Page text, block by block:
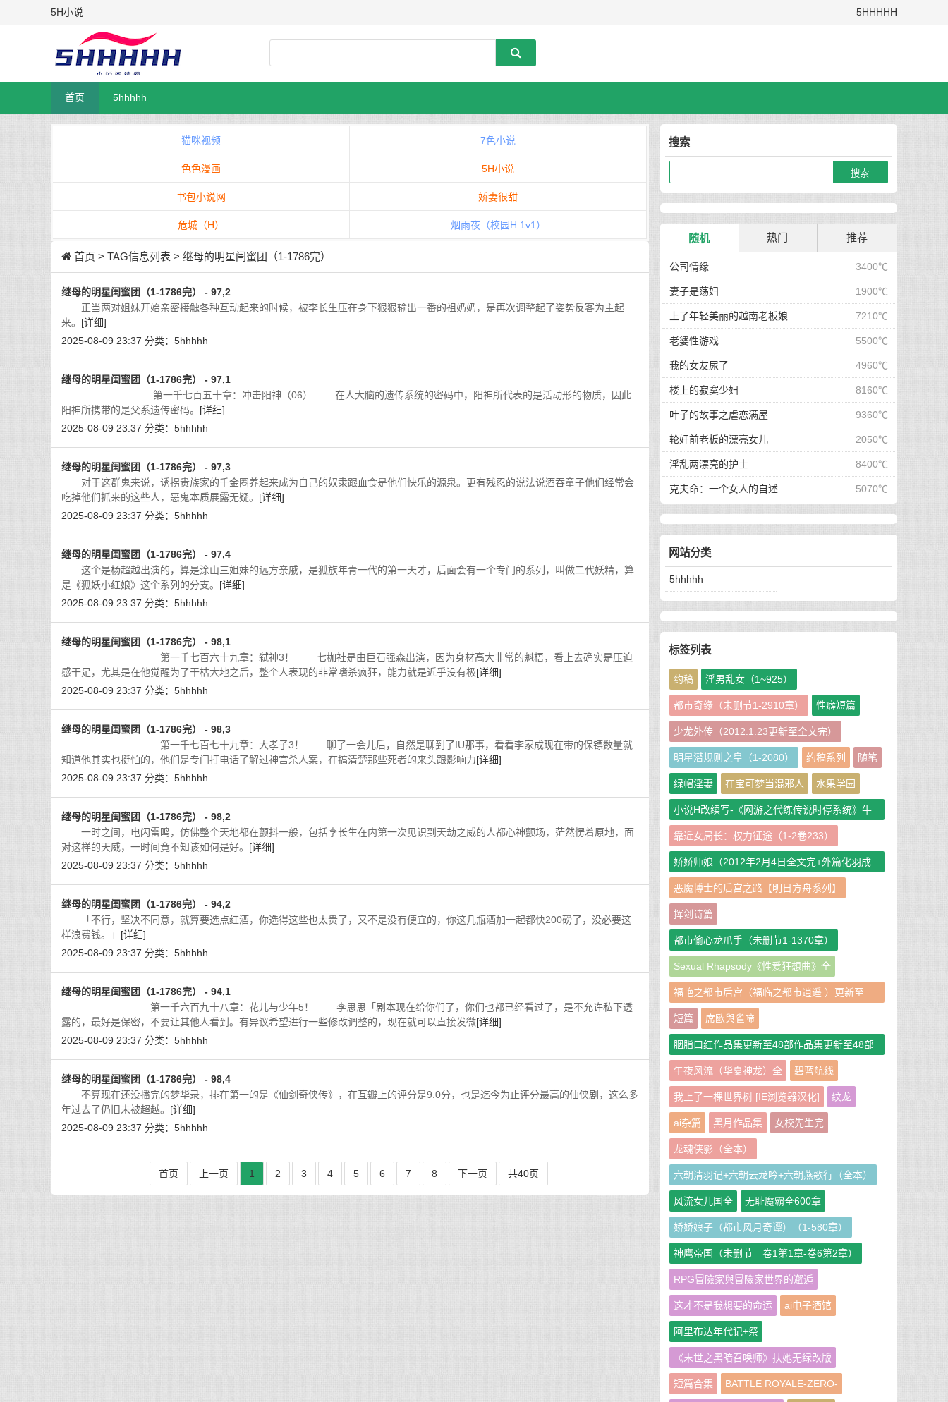
5H小说 5HHHHH
首页 5hhhhh
猫咪视频 7色小说
色色漫画 5H小说
书包小说网 娇妻很甜
危城（H） 烟雨夜（校园H 1v1）
首页 > TAG信息列表 > 继母的明星闺蜜团（1-1786完）
继母的明星闺蜜团（1-1786完） - 97,2
正当两对姐妹开始亲密接触各种互动起来的时候，被李长生压在身下狠狠输出一番的祖奶奶，是再次调整起了姿势反客为主起
来。 [详细]
2025-08-09 23:37 分类： 5hhhhh
继母的明星闺蜜团（1-1786完） - 97,1
第一千七百五十章：冲击阳神（06） 在人大脑的遗传系统的密码中，阳神所代表的是活动形的物质，因此
阳神所携带的是父系遗传密码。 [详细]
2025-08-09 23:37 分类： 5hhhhh
继母的明星闺蜜团（1-1786完） - 97,3
对于这群鬼来说，诱拐贵族家的千金圈养起来成为自己的奴隶跟血食是他们快乐的源泉。更有残忍的说法说酒吞童子他们经常会
吃掉他们抓来的这些人，恶鬼本质展露无疑。 [详细]
2025-08-09 23:37 分类： 5hhhhh
继母的明星闺蜜团（1-1786完） - 97,4
这个是杨超越出演的，算是涂山三姐妹的远方亲戚，是狐族年青一代的第一天才，后面会有一个专门的系列，叫做二代妖精，算
是《狐妖小红娘》这个系列的分支。 [详细]
2025-08-09 23:37 分类： 5hhhhh
继母的明星闺蜜团（1-1786完） - 98,1
第一千七百六十九章：弑神3！ 七枷社是由巨石强森出演，因为身材高大非常的魁梧，看上去确实是压迫
感干足，尤其是在他觉醒为了干枯大地之后，整个人表现的非常嗜杀疯狂，能力就是近乎没有极[详细]
2025-08-09 23:37 分类： 5hhhhh
继母的明星闺蜜团（1-1786完） - 98,3
第一千七百七十九章：大孝子3！ 聊了一会儿后，自然是聊到了IU那事，看看李家成现在带的保镖数量就
知道他其实也挺怕的，他们是专门打电话了解过神宫杀人案，在搞清楚那些死者的来头跟影响力[详细]
2025-08-09 23:37 分类： 5hhhhh
继母的明星闺蜜团（1-1786完） - 98,2
一时之间，电闪雷鸣，仿佛整个天地都在颤抖一般，包括李长生在内第一次见识到天劫之威的人都心神颤场，茫然愣着原地，面
对这样的天威，一时间竟不知该如何是好。 [详细]
2025-08-09 23:37 分类： 5hhhhh
继母的明星闺蜜团（1-1786完） - 94,2
「不行，坚决不同意，就算要选点红酒，你选得这些也太贵了，又不是没有便宜的，你这几瓶酒加一起都快200磅了，没必要这
样浪费钱。」 [详细]
2025-08-09 23:37 分类： 5hhhhh
继母的明星闺蜜团（1-1786完） - 94,1
第一千六百九十八章：花儿与少年5！ 李思思「剧本现在给你们了，你们也都已经看过了，是不允许私下透
露的，最好是保密，不要让其他人看到。有异议希望进行一些修改调整的，现在就可以直接发微[详细]
2025-08-09 23:37 分类： 5hhhhh
继母的明星闺蜜团（1-1786完） - 98,4
不算现在还没播完的梦华录，排在第一的是《仙剑奇侠传》，在互瓣上的评分是9.0分，也是迄今为止评分最高的仙侠剧，这么多
年过去了仍旧未被超越。 [详细]
2025-08-09 23:37 分类： 5hhhhh
首页 上一页 1 2 3 4 5 6 7 8 下一页 共40页
搜索
随机 热门 推荐
3400℃
公司情缘
1900℃
妻子是荡妇
7210℃
上了年轻美丽的越南老板娘
5500℃
老婆性游戏
4960℃
我的女友尿了
8160℃
楼上的寂寞少妇
9360℃
叶子的故事之虐恋满屋
2050℃
轮奸前老板的漂亮女儿
8400℃
淫乱两漂亮的护士
5070℃
克夫命：一个女人的自述
网站分类
5hhhhh
标签列表
约稿 淫男乱女（1~925）
都市奇缘（未删节1-2910章） 性癖短篇
少龙外传（2012.1.23更新至全文完）
明星潜规则之皇（1-2080） 约稿系列 随笔
绿帽淫妻 在宝可梦当混邪人 水果学园
小说H改续写-《网游之代练传说时停系统》牛
牛娘二改GHS版
靠近女局长：权力征途（1-2卷233）
娇娇师娘（2012年2月4日全文完+外篇化羽成
仙篇240章）
恶魔博士的后宫之路【明日方舟系列】
挥剑诗篇
都市偷心龙爪手（未删节1-1370章）
Sexual Rhapsody《性爱狂想曲》全
福艳之都市后宫（福临之都市逍遥 ）更新至
951章
短篇 席歐與雀啼
胭脂口红作品集更新至48部作品集更新至48部
作者：胭脂口红
午夜风流（华夏神龙）全 碧蓝航线
我上了一棵世界树 [IE浏览器汉化] 纹龙
ai杂篇 黑月作品集 女校先生完
龙魂侠影（全本）
六朝清羽记+六朝云龙吟+六朝燕歌行（全本）
风流女儿国全 无耻魔霸全600章
娇娇娘子（都市风月奇谭）（1-580章）
神鹰帝国（未删节 卷1第1章-卷6第2章）
RPG冒險家與冒險家世界的邂逅
这才不是我想要的命运 ai电子酒馆
阿里布达年代记+祭
《末世之黑暗召唤师》扶她无绿改版
短篇合集 BATTLE ROYALE-ZERO-